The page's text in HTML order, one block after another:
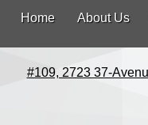
Home About Us
#109, 2723 37-